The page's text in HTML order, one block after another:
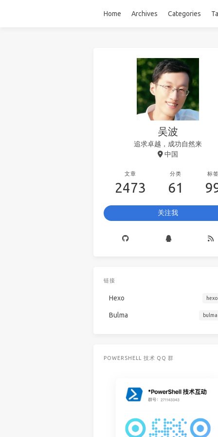
Home Archives Categories
吴波
追求卓越，成功自然来
中国
文章
2473
分类
61
标
关注我
链接
Hexo
Bulma
POWERSHELL 技术 QQ 群